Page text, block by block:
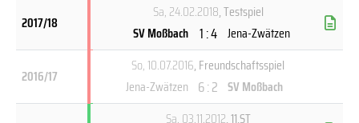
2017/18
Sa, 24.02.2018, Testspiel
SV Moßbach 1 : 4 Jena-Zwätzen
2016/17
So, 10.07.2016, Freundschaftsspiel
Jena-Zwätzen 6 : 2 SV Moßbach
Sa, 03.11.2012, 11.ST